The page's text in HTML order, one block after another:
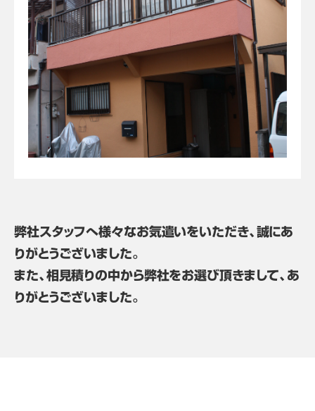
弊社スタッフへ様々なお気遣いをいただき、誠にあ
りがとうございました。
また、相見積りの中から弊社をお選び頂きまして、あ
りがとうございました。